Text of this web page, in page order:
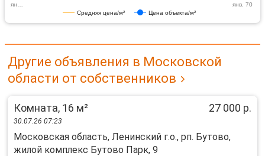
Средняя цена/м² Цена объекта/м²
ян… янв. 70
Другие объявления в Московской
области от собственников
Комната, 16 м² 27 000 р.
30.07.26 07:23
Московская область, Ленинский г.о., рп. Бутово,
жилой комплекс Бутово Парк, 9